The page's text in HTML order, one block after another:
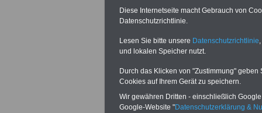
21 -----Gleiche
Zuschüsse
22 -----
23 -----
Festzuschüsse
Diese Internetseite macht Gebrauch von
Datenschutzrichtlinie.
Lesen Sie bitte unsere Datenschutzrichtlinie
und lokalen Speicher nutzt.
Durch das Klicken von "Zustimmung"
Cookies auf Ihrem Gerät zu speichern.
Wir gewähren Dritten - einschließlich
Google-Website "Datenschutzerklärung &